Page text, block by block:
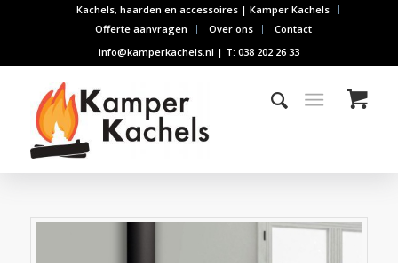
Kachels, haarden en accessoires | Kamper Kachels
Offerte aanvragen
Over ons
Contact
info@kamperkachels.nl | T: 038 202 26 33